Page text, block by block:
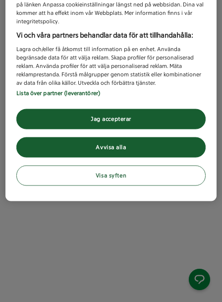
på länken Anpassa cookieinställningar längst ned på webbsidan. Dina val
kommer att ha effekt inom vår Webbplats. Mer information finns i vår
integritetspolicy.
Vi och våra partners behandlar data för att tillhandahålla:
Lagra och/eller få åtkomst till information på en enhet. Använda
begränsade data för att välja reklam. Skapa profiler för personaliserad
reklam. Använda profiler för att välja personaliserad reklam. Mäta
reklamprestanda. Förstå målgrupper genom statistik eller kombinationer
av data från olika källor. Utveckla och förbättra tjänster.
Lista över partner (leverantörer)
Avvisa alla
Jag accepterar
Visa syften